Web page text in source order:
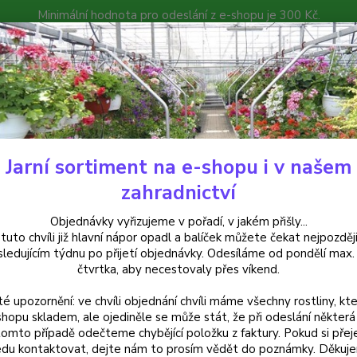
Minimální hodnota pro odeslání z e-shopu je 300 Kč.
můžete čekat nejpozději v následujícím týdnu po přijetí
Poradna Kontakty
Hledat
Balkónové rostliny Osteospermum žluté plné - 1 ks
žluté plné - 1 ks
Žluté
které
Jarní sortiment na e-shopu i v našem
zahradnictví
Objednávky vyřizujeme v pořadí, v jakém přišly...
chvíli již hlavní nápor opadl a balíček můžete čekat
týdnu po přijetí objednávky. Odesíláme od pondělí
čtvrtka, aby necestovaly přes víkend.
upozornění: ve chvíli objednání chvíli máme všechny rostliny,
skladem, ale ojediněle se může stát, že při odeslání některá
případě odečteme chybějící položku z faktury. Pokud si
kontaktovat, dejte nám to prosím vědět do poznámky.